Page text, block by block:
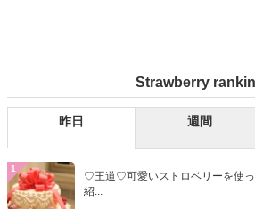
Strawberry
昨日 週間
1
♡王道♡可愛いストロベリーを使
紹...